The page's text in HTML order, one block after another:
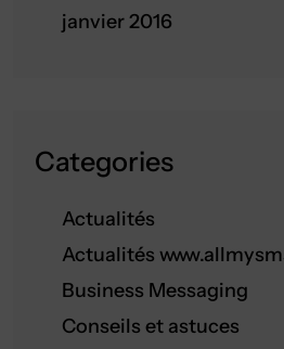
janvier 2016
Categories
Actualités
Actualités
Business Messaging
Conseils et astuces